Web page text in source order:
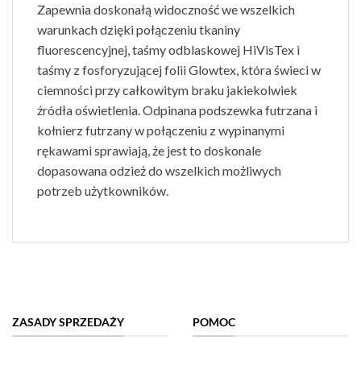
Zapewnia doskonałą widoczność we wszelkich
warunkach dzięki połączeniu tkaniny
fluorescencyjnej, taśmy odblaskowej HiVisTex i
taśmy z fosforyzującej folii Glowtex, która świeci w
ciemności przy całkowitym braku jakiekolwiek
źródła oświetlenia. Odpinana podszewka futrzana i
kołnierz futrzany w połączeniu z wypinanymi
rękawami sprawiają, że jest to doskonale
dopasowana odzież do wszelkich możliwych
potrzeb użytkowników.
ZASADY SPRZEDAŻY POMOC